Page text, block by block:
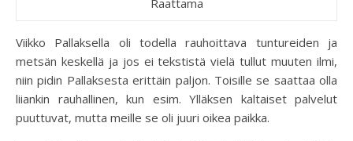
Raattama
Viikko Pallaksella oli todella rauhoittava tuntureiden ja
metsän keskellä ja jos ei tekstistä vielä tullut muuten ilmi,
niin pidin Pallaksesta erittäin paljon. Toisille se saattaa olla
liiankin rauhallinen, kun esim. Ylläksen kaltaiset palvelut
puuttuvat, mutta meille se oli juuri oikea paikka.